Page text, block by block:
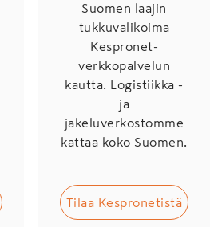
Suomen laajin
tukkuvalikoima
Kespronet-
verkkopalvelun
kautta. Logistiikka -
ja
jakeluverkostomme
kattaa koko Suomen.
Tilaa Kespronetistä